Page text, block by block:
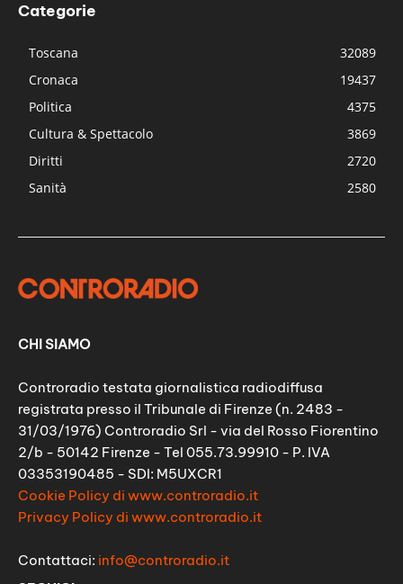
Categorie
Toscana
32089
Cronaca
19437
Politica
4375
Cultura & Spettacolo
3869
Diritti
2720
Sanità
2580
CHI SIAMO
Controradio testata giornalistica radiodiffusa
registrata presso il Tribunale di Firenze (n. 2483 -
31/03/1976) Controradio Srl - via del Rosso Fiorentino
2/b - 50142 Firenze - Tel 055.73.99910 - P. IVA
03353190485 - SDI: M5UXCR1
Cookie Policy di www.controradio.it
Privacy Policy di www.controradio.it
Contattaci: info@controradio.it